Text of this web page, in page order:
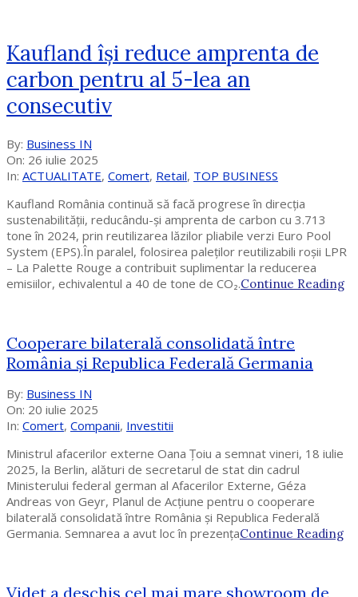
Kaufland își reduce amprenta de
carbon pentru al 5-lea an
consecutiv
2025-
07-
26
By: Business IN
On: 26 iulie 2025
In: ACTUALITATE, Comert, Retail, TOP BUSINESS
Kaufland România continuă să facă progrese în direcția
sustenabilității, reducându-și amprenta de carbon cu 3.713
tone în 2024, prin reutilizarea lăzilor pliabile verzi Euro Pool
System (EPS).În paralel, folosirea paleților reutilizabili roșii LPR
– La Palette Rouge a contribuit suplimentar la reducerea
emisiilor, echivalentul a 40 de tone de CO₂.Continue Reading
Cooperare bilaterală consolidată între
România și Republica Federală Germania
2025-
07-
20
By: Business IN
On: 20 iulie 2025
In: Comert, Companii, Investitii
Ministrul afacerilor externe Oana Țoiu a semnat vineri, 18 iulie
2025, la Berlin, alături de secretarul de stat din cadrul
Ministerului federal german al Afacerilor Externe, Géza
Andreas von Geyr, Planul de Acțiune pentru o cooperare
bilaterală consolidată între România și Republica Federală
Germania. Semnarea a avut loc în prezențaContinue Reading
Videt a deschis cel mai mare showroom de